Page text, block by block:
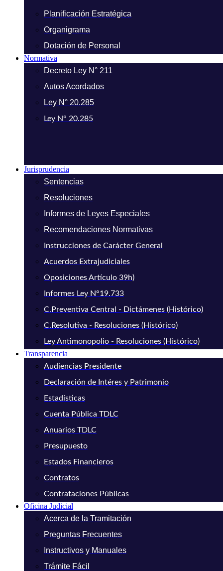
Planificación Estratégica
Organigrama
Dotación de Personal
Normativa
Decreto Ley N° 211
Autos Acordados
Ley N° 20.285
Ley N° 20.285
Jurisprudencia
Sentencias
Resoluciones
Informes de Leyes Especiales
Recomendaciones Normativas
Instrucciones de Carácter General
Acuerdos Extrajudiciales
Oposiciones Artículo 39h)
Informes Ley N°19.733
C.Preventiva Central - Dictámenes (Histórico)
C.Resolutiva - Resoluciones (Histórico)
Ley Antimonopolio - Resoluciones (Histórico)
Transparencia
Audiencias Presidente
Declaración de Intéres y Patrimonio
Estadísticas
Cuenta Pública TDLC
Anuarios TDLC
Presupuesto
Estados Financieros
Contratos
Contrataciones Públicas
Oficina Judicial
Acerca de la Tramitación
Preguntas Frecuentes
Instructivos y Manuales
Trámite Fácil